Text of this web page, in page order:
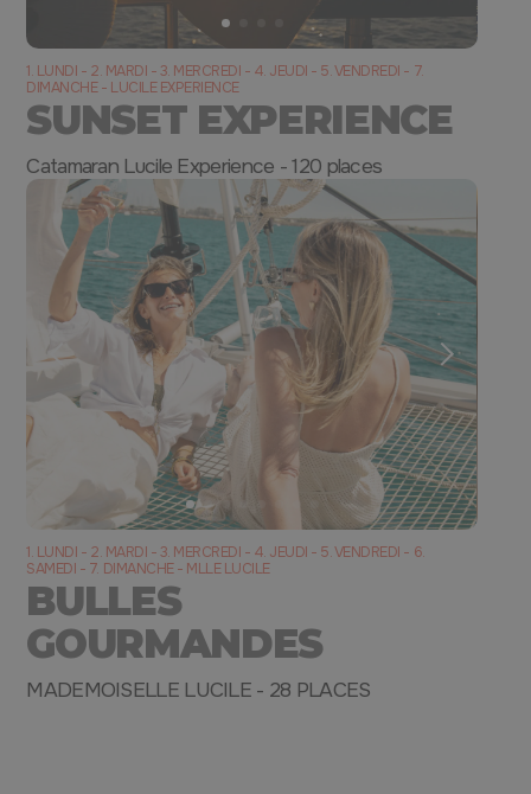
1. LUNDI - 2. MARDI - 3. MERCREDI - 4. JEUDI - 5. VENDREDI - 7.
DIMANCHE - LUCILE EXPERIENCE
SUNSET EXPERIENCE
Catamaran Lucile Experience - 120 places
1. LUNDI - 2. MARDI - 3. MERCREDI - 4. JEUDI - 5. VENDREDI - 6.
SAMEDI - 7. DIMANCHE - MLLE LUCILE
BULLES
GOURMANDES
MADEMOISELLE LUCILE - 28 PLACES